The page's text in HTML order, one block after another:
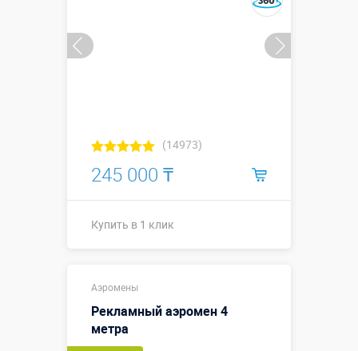
(14973)
245 000 ₸
Купить в 1 клик
Аэромены
Рекламный аэромен 4
метра